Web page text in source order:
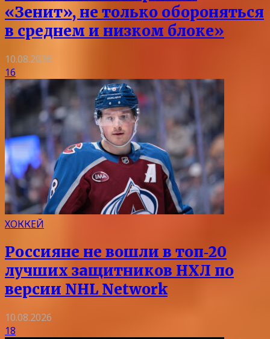
«Зенит», не только обороняться
в среднем и низком блоке»
10.08.2026
16
ХОККЕЙ
Россияне не вошли в топ‑20
лучших защитников НХЛ по
версии NHL Network
10.08.2026
18